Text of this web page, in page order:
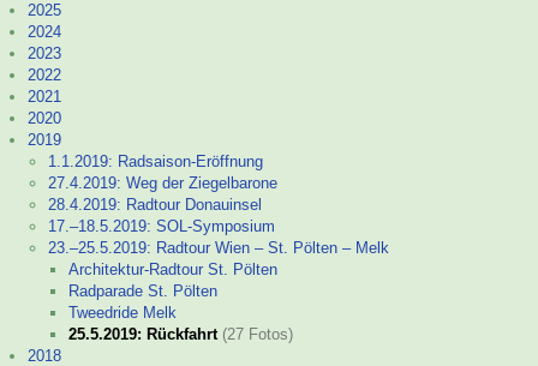
2025
2024
2023
2022
2021
2020
2019
1.1.2019: Radsaison-Eröffnung
27.4.2019: Weg der Ziegelbarone
28.4.2019: Radtour Donauinsel
17.–18.5.2019: SOL-Symposium
23.–25.5.2019: Radtour Wien – St. Pölten – Melk
Architektur-Radtour St. Pölten
Radparade St. Pölten
Tweedride Melk
25.5.2019: Rückfahrt (27 Fotos)
2018